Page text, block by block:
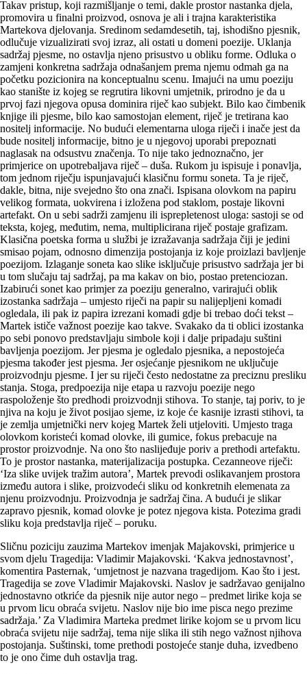
Takav pristup, koji razmišljanje o temi, dakle prostor nastanka djela,
promovira u finalni proizvod, osnova je ali i trajna karakteristika
Martekova djelovanja. Sredinom sedamdesetih, taj, ishodišno pjesnik,
odlučuje vizualizirati svoj izraz, ali ostati u domeni poezije. Uklanja
sadržaj pjesme, no ostavlja njeno prisustvo u obliku forme. Odluka o
zamjeni konkretna sadržaja odnašanjem prema njemu odmah ga na
početku pozicionira na konceptualnu scenu. Imajući na umu poeziju
kao stanište iz kojeg se regrutira likovni umjetnik, prirodno je da u
prvoj fazi njegova opusa dominira riječ kao subjekt. Bilo kao čimbenik
knjige ili pjesme, bilo kao samostojan element, riječ je tretirana kao
nositelj informacije. No budući elementarna uloga riječi i inače jest da
bude nositelj informacije, bitno je u njegovoj uporabi prepoznati
naglasak na odsustvu značenja. To nije tako jednoznačno, jer
primjerice on upotrebaljava riječ – duša. Rukom ju ispisuje i ponavlja,
tom jednom riječju ispunjavajući klasičnu formu soneta. Ta je riječ,
dakle, bitna, nije svejedno što ona znači. Ispisana olovkom na papiru
velikog formata, uokvirena i izložena pod staklom, postaje likovni
artefakt. On u sebi sadrži zamjenu ili isprepletenost uloga: sastoji se od
teksta, kojeg, međutim, nema, multiplicirana riječ postaje grafizam.
Klasična poetska forma u službi je izražavanja sadržaja čiji je jedini
smisao pojam, odnosno dimenzija postojanja iz koje proizlazi bavljenje
poezijom. Izlaganje soneta kao slike isključuje prisustvo sadržaja jer bi
u tom slučaju taj sadržaj, pa ma kakav on bio, postao pretenciozan.
Izabirući sonet kao primjer za poeziju generalno, varirajući oblik
izostanka sadržaja – umjesto riječi na papir su nalijepljeni komadi
ogledala, ili pak iz papira izrezani komadi gdje bi trebao doći tekst –
Martek ističe važnost poezije kao takve. Svakako da ti oblici izostanka
po sebi ponovo predstavljaju simbole koji i dalje pripadaju suštini
bavljenja poezijom. Jer pjesma je ogledalo pjesnika, a nepostojeća
pjesma također jest pjesma. Jer osjećanje pjesnikom ne uključuje
proizvodnju pjesme. I jer su riječi često nedostatne za preciznu presliku
stanja. Stoga, predpoezija nije etapa u razvoju poezije nego
raspoloženje što predhodi proizvodnji stihova. To stanje, taj poriv, to je
njiva na koju je život posijao sjeme, iz koje će kasnije izrasti stihovi, ta
je zemlja umjetnički nerv kojeg Martek želi utjeloviti. Umjesto traga
olovkom koristeći komad olovke, ili gumice, fokus prebacuje na
prostor proizvodnje. Na ono što naslijeđuje poriv a prethodi artefaktu.
To je prostor nastanka, materijalizacija postupka. Cezanneove riječi:
‘Iza slike uvijek tražim autora’, Martek prevodi oslikavanjem prostora
između autora i slike, proizvodeći sliku od konkretnih elemenata za
njenu proizvodnju. Proizvodnja je sadržaj čina. A budući je slikar
zapravo pjesnik, komad olovke je potez njegova kista. Potezima gradi
sliku koja predstavlja riječ – poruku.
Sličnu poziciju zauzima Martekov imenjak Majakovski, primjerice u
svom djelu Tragedija: Vladimir Majakovski. ‘Kakva jednostavnost’,
komentira Pasternak, ‘umjetnost je nazvana tragedijom. Kao što i jest.
Tragedija se zove Vladimir Majakovski. Naslov je sadržavao genijalno
jednostavno otkriće da pjesnik nije autor nego – predmet lirike koja se
u prvom licu obraća svijetu. Naslov nije bio ime pisca nego prezime
sadržaja.’ Za Vladimira Marteka predmet lirike kojom se u prvom licu
obraća svijetu nije sadržaj, tema nije slika ili stih nego važnost njihova
postojanja. Suštinski, tome prethodi posto­jeće stanje duha, izvedbeno
to je ono čime duh ostavlja trag.